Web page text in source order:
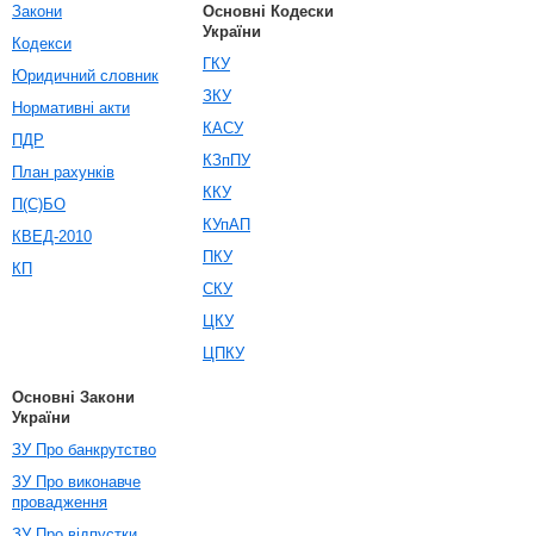
Закони
Кодекси
Юридичний словник
Нормативні акти
ПДР
План рахунків
П(С)БО
КВЕД-2010
КП
Основні Кодески
України
ГКУ
ЗКУ
КАСУ
КЗпПУ
ККУ
КУпАП
ПКУ
СКУ
ЦКУ
ЦПКУ
Основні Закони
України
ЗУ Про банкрутство
ЗУ Про виконавче
провадження